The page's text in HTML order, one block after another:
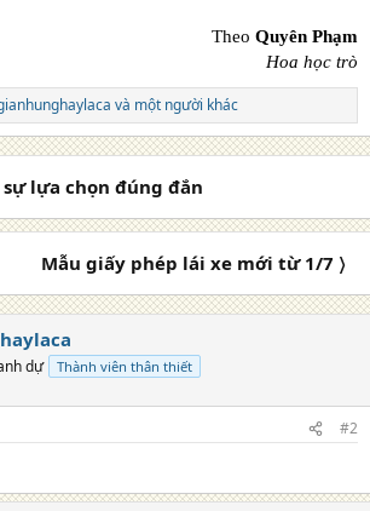
Theo Quyên Phạm
Hoa học trò
và một người khác
sự lựa chọn đúng đắn
Mẫu giấy phép lái xe mới từ 1/7 〉
dự Thành viên thân thiết
#2